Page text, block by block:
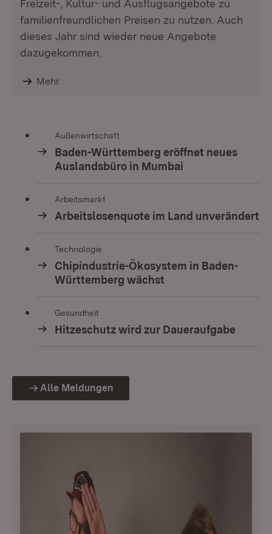
Freizeit-, Kultur- und Ausflugsangebote zu
familienfreundlichen Preisen zu nutzen. Auch
dieses Jahr sind wieder neue Angebote
dazugekommen.
Mehr
Außenwirtschaft
Baden-Württemberg eröffnet neues
Auslandsbüro in Mumbai
Arbeitsmarkt
Arbeitslosenquote im Land unverändert
Technologie
Chipindustrie-Ökosystem in Baden-
Württemberg wächst
Gesundheit
Hitzeschutz wird zur Daueraufgabe
Alle Meldungen